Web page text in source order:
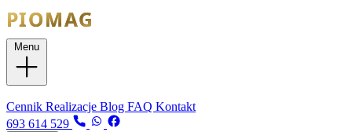
Cennik Realizacje Blog FAQ Kontakt
693 614 529